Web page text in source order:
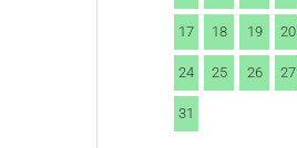
17 18 19 20
24 25 26 27
31